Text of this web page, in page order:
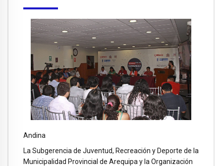
Andina
La Subgerencia de Juventud, Recreación y Deporte de la
Municipalidad Provincial de Arequipa y la Organización